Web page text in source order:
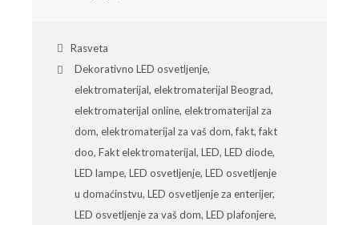
Rasveta
Dekorativno LED osvetljenje,
elektromaterijal, elektromaterijal Beograd,
elektromaterijal online, elektromaterijal za
dom, elektromaterijal za vaš dom,fakt,fakt
doo, Fakt elektromaterijal, LED, LED diode,
LED lampe, LED osvetljenje, LED osvetljenje
u domaćinstvu, LED osvetljenje za enterijer,
LED osvetljenje za vaš dom, LED plafonjere,